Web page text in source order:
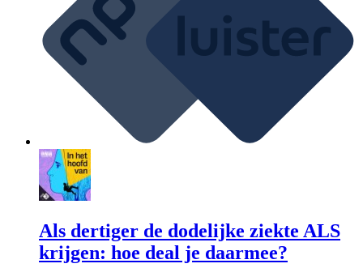
Als dertiger de dodelijke ziekte ALS
krijgen: hoe deal je daarmee?